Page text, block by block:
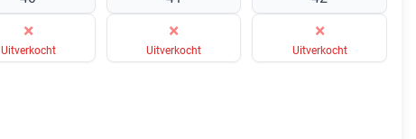
×
Uitverkocht
×
Uitverkocht
×
Uitverkocht